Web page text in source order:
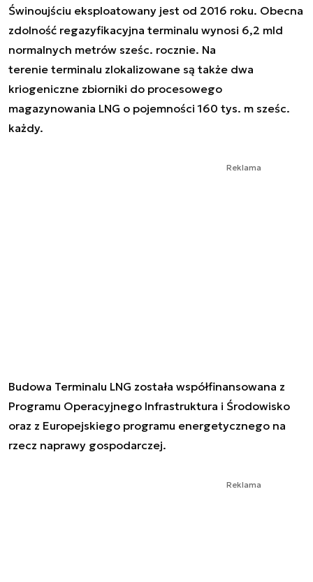
Świnoujściu eksploatowany jest od 2016 roku. Obecna
zdolność regazyfikacyjna terminalu wynosi 6,2 mld
normalnych metrów sześc. rocznie. Na
terenie terminalu zlokalizowane są także dwa
kriogeniczne zbiorniki do procesowego
magazynowania LNG o pojemności 160 tys. m sześc.
każdy.
Reklama
Budowa Terminalu LNG została współfinansowana z
Programu Operacyjnego Infrastruktura i Środowisko
oraz z Europejskiego programu energetycznego na
rzecz naprawy gospodarczej.
Reklama